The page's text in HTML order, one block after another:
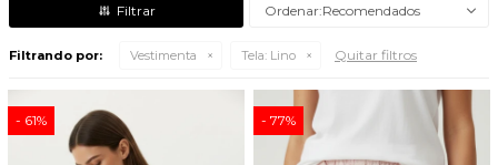
Recomendados
Filtrando por: Vestimenta Tela: Lino Quitar filtros
61 77